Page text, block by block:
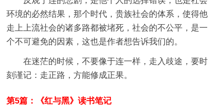
环境的必然结果，那个时代，贵族社会的体系，使得他
走上上流社会的诸多路都被堵死，社会的不公平，是一
个不可避免的因素，这也是作者想告诉我们的。
在迷茫的时候，不要像于连一样，走入歧途，要时
刻谨记：走正路，方能修成正果。
第5篇：《红与黑》读书笔记